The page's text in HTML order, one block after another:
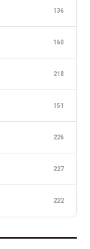
136
160
218
151
226
227
222